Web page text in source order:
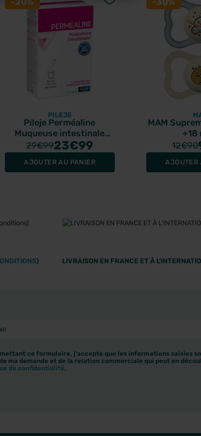
PILEJE
Pileje Perméaline
Muqueuse intestinale
goût orange 20 sticks
29€9923€99
AJOUTER AU PANIER
MAM
+18
12€90
AJOUTER
) LIVRAISON EN FRANCE ET À
ce formulaire, j'accepte que les informations saisies
ma demande et de la relation commerciale qui peut en
de confidentialité.